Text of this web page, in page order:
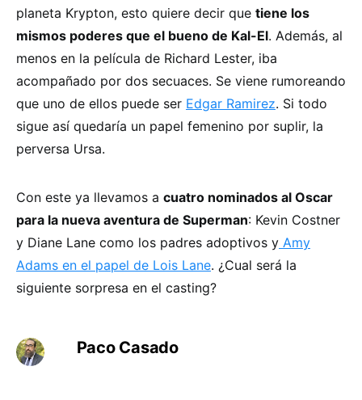
planeta Krypton, esto quiere decir que tiene los
mismos poderes que el bueno de Kal-El. Además, al
menos en la película de Richard Lester, iba
acompañado por dos secuaces. Se viene rumoreando
que uno de ellos puede ser Edgar Ramirez. Si todo
sigue así quedaría un papel femenino por suplir, la
perversa Ursa.
Con este ya llevamos a cuatro nominados al Oscar
para la nueva aventura de Superman: Kevin Costner
y Diane Lane como los padres adoptivos y Amy
Adams en el papel de Lois Lane. ¿Cual será la
siguiente sorpresa en el casting?
Paco Casado